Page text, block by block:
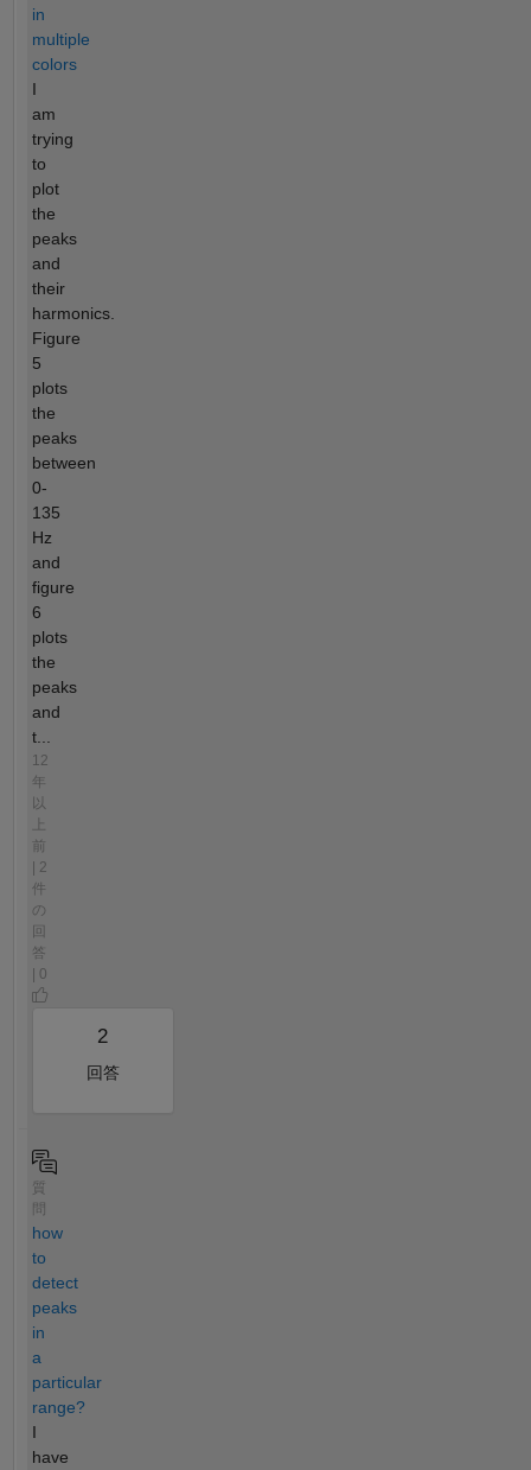
in
multiple
colors
I
am
trying
to
plot
the
peaks
and
their
harmonics.
Figure
5
plots
the
peaks
between
0-
135
Hz
and
figure
6
plots
the
peaks
and
t...
12
年
以
前
| 2
件
の
回
答
| 0
2
回答
質
how
to
detect
peaks
in
a
particular
range?
I
have